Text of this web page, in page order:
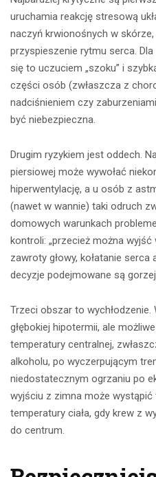
uruchamia reakcję stresową
naczyń krwionośnych w
przyspieszenie rytmu serca.
się to uczuciem „szoku” i
części osób (zwłaszcza z
nadciśnieniem czy
być niebezpieczna.
Drugim ryzykiem jest oddech.
piersiowej może wywołać
hiperwentylację, a u osób z
(nawet w wannie) taki odruch
domowych warunkach
kontroli: „przecież można
zawroty głowy, kołatanie serca
decyzje podejmowane są
Trzeci obszar to
głębokiej hipotermii, ale
temperatury centralnej,
alkoholu, po wyczerpującym
niedostatecznym ogrzaniu po
wyjściu z zimna może
temperatury ciała, gdy krew z
do centrum.